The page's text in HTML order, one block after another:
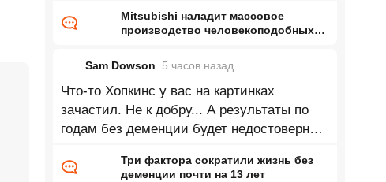
Mitsubishi наладит массовое
производство человекоподобных
двигателей
Sam Dowson 5 часов назад
Что-то Хопкинс у вас на картинках
зачастил. Не к добру... А результаты по
годам без деменции будет недостоверны
Три фактора сократили жизнь без
деменции почти на 13 лет